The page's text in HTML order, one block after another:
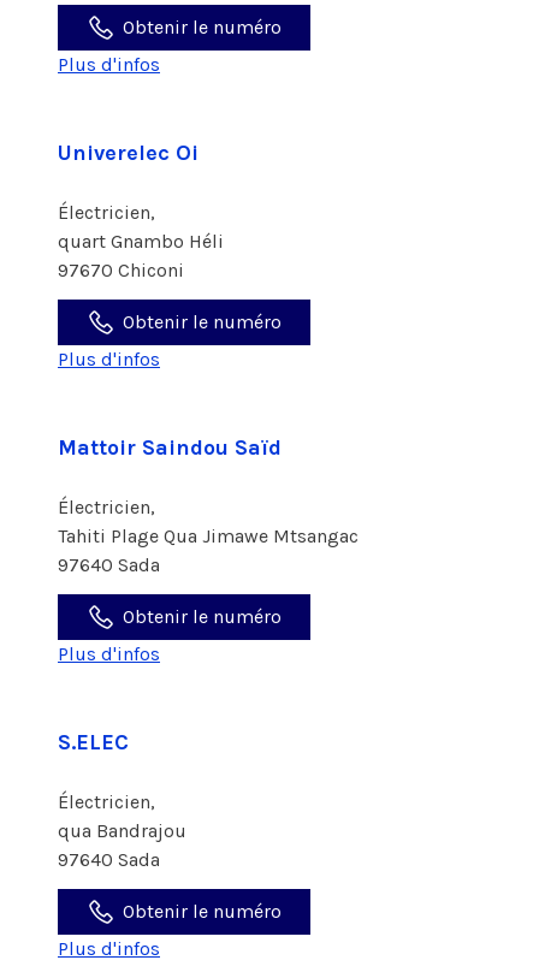
Obtenir le numéro
Plus d'infos
Univerelec Oi
Électricien,
quart Gnambo Héli
97670 Chiconi
Obtenir le numéro
Plus d'infos
Mattoir Saindou Saïd
Électricien,
Tahiti Plage Qua Jimawe Mtsangac
97640 Sada
Obtenir le numéro
Plus d'infos
S.ELEC
Électricien,
qua Bandrajou
97640 Sada
Obtenir le numéro
Plus d'infos